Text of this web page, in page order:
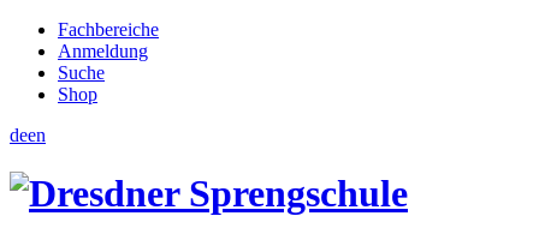
Fachbereiche
Anmeldung
Suche
Shop
deen